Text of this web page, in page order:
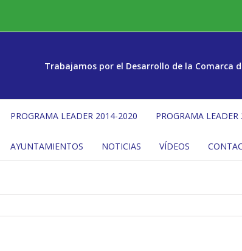
Trabajamos por el Desarrollo de la Comarca
PROGRAMA LEADER 2014-2020 PROGRAMA
AYUNTAMIENTOS NOTICIAS VÍDEOS